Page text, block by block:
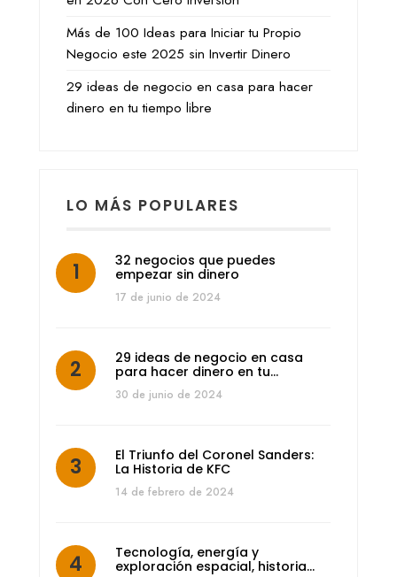
Más de 100 Ideas para Iniciar tu Propio
Negocio este 2025 sin Invertir Dinero
29 ideas de negocio en casa para hacer
dinero en tu tiempo libre
LO MÁS POPULARES
32 negocios que puedes
empezar sin dinero
17 de junio de 2024
29 ideas de negocio en casa
para hacer dinero en tu…
30 de junio de 2024
El Triunfo del Coronel Sanders:
La Historia de KFC
14 de febrero de 2024
Tecnología, energía y
exploración espacial, historia…